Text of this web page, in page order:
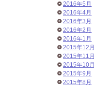
2016年5月
2016年4月
2016年3月
2016年2月
2016年1月
2015年12月
2015年11月
2015年10月
2015年9月
2015年8月